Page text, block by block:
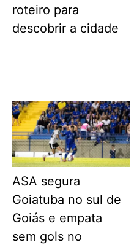
roteiro para
descobrir a cidade
ASA segura
Goiatuba no sul de
Goiás e empata
sem gols no